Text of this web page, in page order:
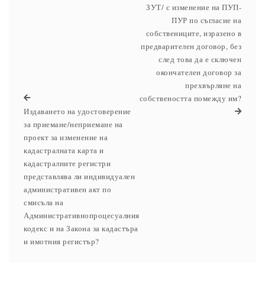
Издаването на удостоверение
за приемане/неприемане на
проект за изменение на
кадастралната карта и
кадастралните регистри
представлява ли индивидуален
административен акт по
смисъла на
Административнопроцесуалния
кодекс и на Закона за кадастъра
и имотния регистър?
ЗУТ/ с изменение на ПУП-
ПУР по съгласие на
собствениците, изразено в
предварителен договор, без
след това да е сключен
окончателен договор за
прехвърляне на
собствеността помежду им?